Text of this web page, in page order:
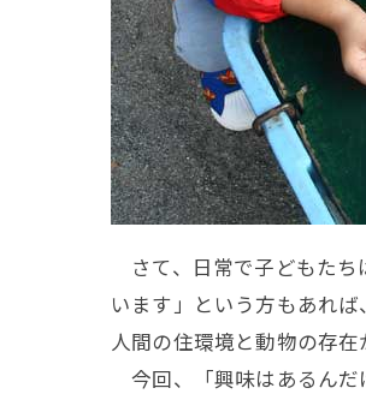
さて、日常で子どもたち
います」という方もあれ
人間の住環境と動物の存
今回、「興味はあるんだ